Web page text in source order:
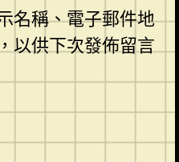
名稱、電子郵件地
以供下次發佈留言